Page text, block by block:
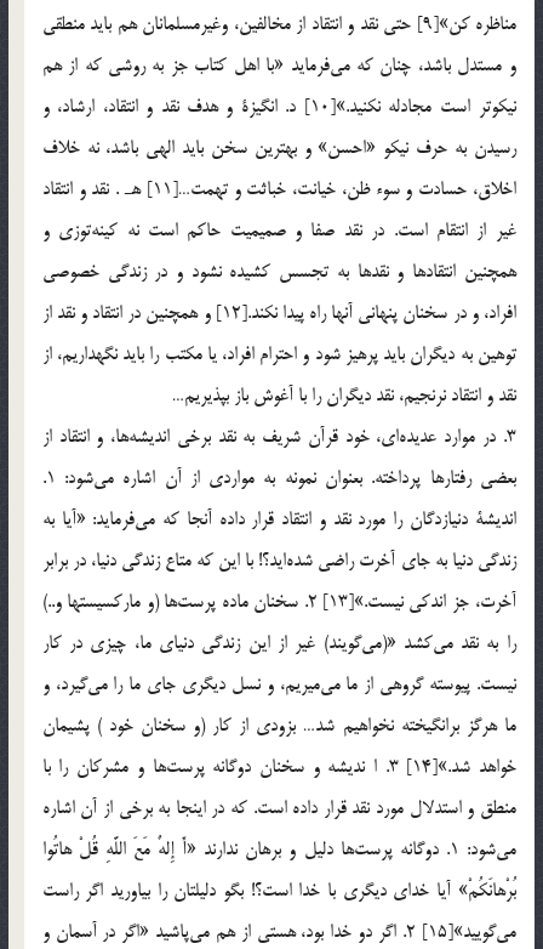
مناظره كن»[9] حتي نقد و انتقاد از مخالفين، وغيرمسلمانان هم بايد منطقي
و مستدل باشد، چنان كه مي‌فرمايد «با اهل كتاب جز به روشي كه از هم
نيكوتر است مجادله نكنيد.»[10] د. انگيزة و هدف نقد و انتقاد، ارشاد، و
رسيدن به حرف نيكو «احسن» و بهترين سخن بايد الهي باشد، نه خلاف
اخلاق، حسادت و سوء ظن، خيانت، خباثت و تهمت…[11] هـ . نقد و انتقاد
غير از انتقام است. در نقد صفا و صميميت حاكم است نه كينه‌توزي و
همچنين انتقادها و نقدها به تجسس كشيده نشود و در زندگي خصوصي
افراد، و در سخنان پنهاني آنها راه پيدا نكند.[12] و همچنين در انتقاد و نقد از
توهين به ديگران بايد پرهيز شود و احترام افراد، يا مكتب را بايد نگهداريم، از
نقد و انتقاد نرنجيم، نقد ديگران را با ‎آغوش باز بپذيريم…
3. در موارد عديده‌اي، خود قرآن شريف به نقد برخي انديشه‌ها، و انتقاد از
بعضي رفتارها پرداخته. بعنوان نمونه به مواردي از آن اشاره مي‌شود: 1.
انديشة دنيازدگان را مورد نقد و انتقاد قرار داده آنجا كه مي‌فرمايد: «آيا به
زندگي دنيا به جاي آخرت راضي شده‌ايد؟! با اين كه متاع زندگي دنيا، در برابر
آخرت، جز اندكي نيست.»[13] 2. سخنان ماده پرست‌ها (و ماركسيستها و..)
را به نقد مي‌كشد «(مي‌گويند) غير از اين زندگي دنياي ما، چيزي در كار
نيست. پيوسته گروهي از ما مي‌ميريم، و نسل ديگري جاي ما را مي‌گيرد، و
ما هرگز برانگيخته نخواهيم شد… بزودي از كار (و سخنان خود ) پشيمان
خواهد شد.»[14] 3. ا نديشه و سخنان دوگانه پرست‌ها و مشركان را با
منطق و استدلال مورد نقد قرار داده است. كه در اينجا به برخي از آن اشاره
مي‌شود: 1. دوگانه پرست‌ها دليل و برهان ندارند «أَ إِلهٌ مَعَ اللَّهِ قُلْ هاتُوا
بُرْهانَكُمْ» آيا خداي ديگري با خدا است؟! بگو دليلتان را بياوريد اگر راست
مي‌گوييد»[15] 2. اگر دو خدا بود، هستي از هم مي‌پاشيد «اگر در آسمان و